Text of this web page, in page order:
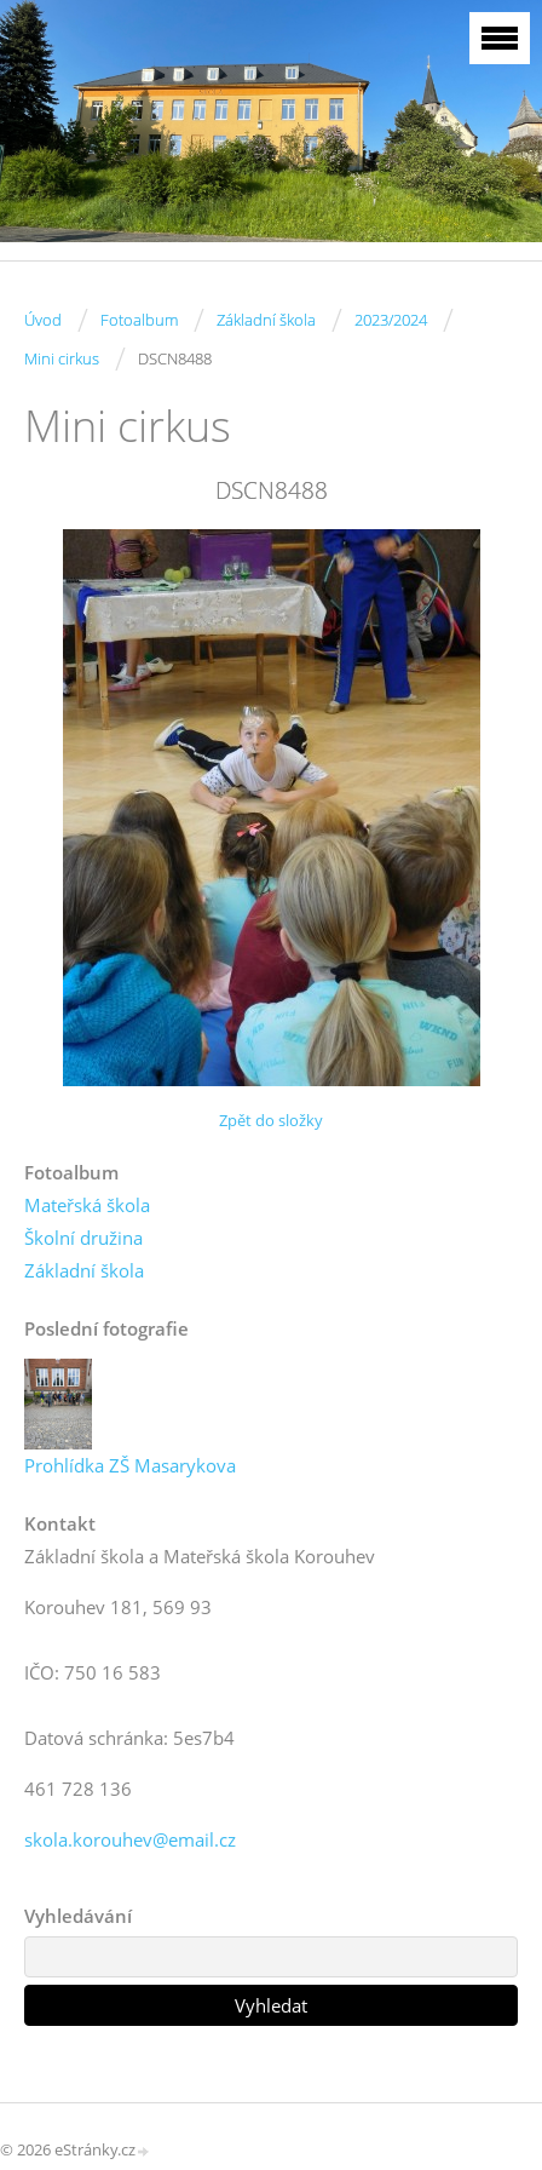
Úvod / Fotoalbum / Základní škola / 2023/2024 /
Mini cirkus / DSCN8488
Mini cirkus
DSCN8488
Zpět do složky
Fotoalbum
Mateřská škola
Školní družina
Základní škola
Poslední fotografie
Prohlídka ZŠ Masarykova
Kontakt
Základní škola a Mateřská škola Korouhev
Korouhev 181, 569 93
IČO: 750 16 583
Datová schránka: 5es7b4
461 728 136
skola.korouhev@email.cz
Vyhledávání
© 2026 eStránky.cz